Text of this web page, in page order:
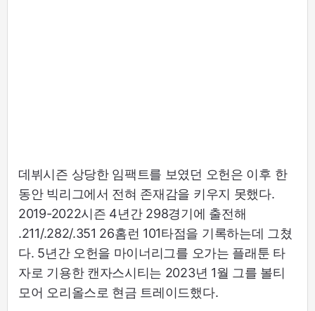
데뷔시즌 상당한 임팩트를 보였던 오헌은 이후 한
동안 빅리그에서 전혀 존재감을 키우지 못했다.
2019-2022시즌 4년간 298경기에 출전해
.211/.282/.351 26홈런 101타점을 기록하는데 그쳤
다. 5년간 오헌을 마이너리그를 오가는 플래툰 타
자로 기용한 캔자스시티는 2023년 1월 그를 볼티
모어 오리올스로 현금 트레이드했다.